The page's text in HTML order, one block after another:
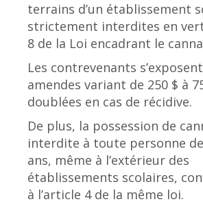
terrains d’un établissement
strictement interdites en
8 de la Loi encadrant le
Les contrevenants
amendes variant de 250 $ à
doublées en cas de récidive.
De plus, la possession de
interdite à toute personne
ans, même à l’extérieur des
établissements scolaires,
à l’article 4 de la même loi.